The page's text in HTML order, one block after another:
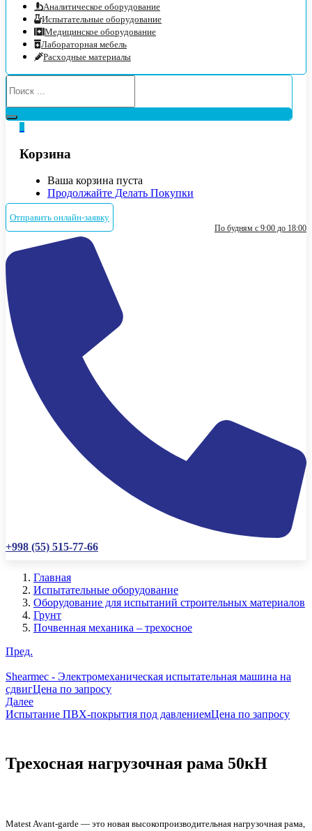
Аналитическое оборудование
Испытательные оборудование
Медицинское оборудование
Лабораторная мебель
Расходные материалы
Корзина
Ваша корзина пуста
Продолжайте Делать Покупки
Отправить онлайн-заявку
По будням с 9:00 до 18:00
+998 (55) 515-77-66
Главная
Испытательные оборудование
Оборудование для испытаний строительных материалов
Грунт
Почвенная механика – трехосное
Пред.
Shearmec - Электромеханическая испытательная машина на
сдвигЦена по запросу
Далее
Испытание ПВХ-покрытия под давлениемЦена по запросу
Трехосная нагрузочная рама 50кН
Matest Avant-garde — это новая высокопроизводительная нагрузочная рама,